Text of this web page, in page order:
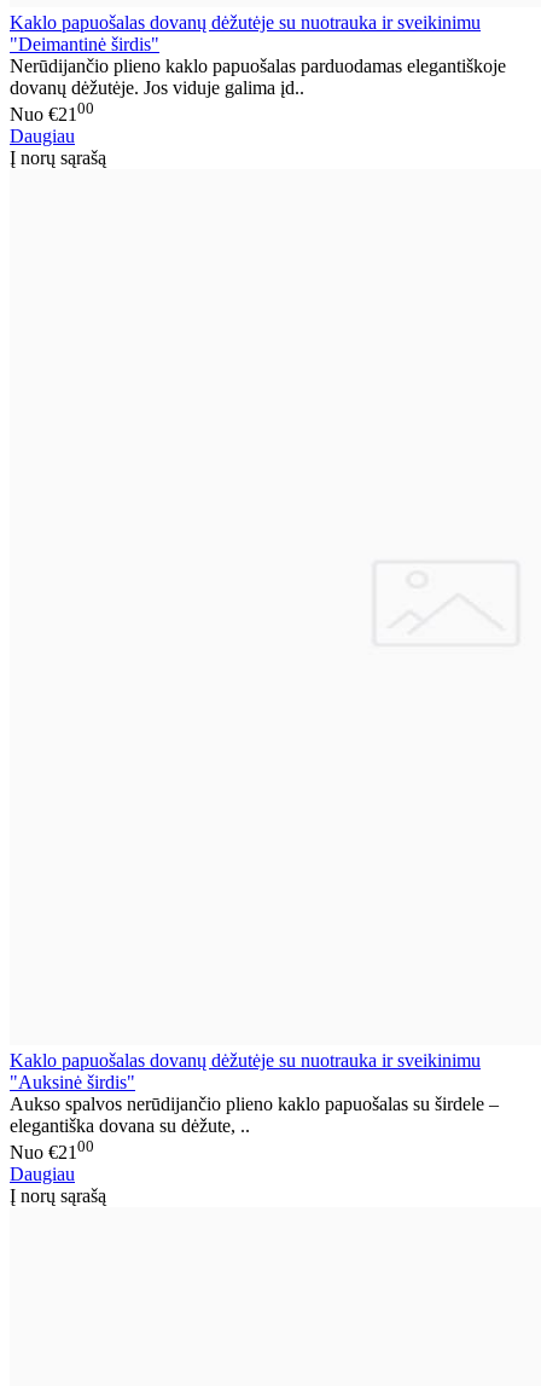
Kaklo papuošalas dovanų dėžutėje su nuotrauka ir sveikinimu
"Deimantinė širdis"
Nerūdijančio plieno kaklo papuošalas parduodamas elegantiškoje
dovanų dėžutėje. Jos viduje galima įd..
Nuo €21 00
Daugiau
Į norų sąrašą
Kaklo papuošalas dovanų dėžutėje su nuotrauka ir sveikinimu
"Auksinė širdis"
Aukso spalvos nerūdijančio plieno kaklo papuošalas su širdele –
elegantiška dovana su dėžute, ..
Nuo €2100
Daugiau
Į norų sąrašą